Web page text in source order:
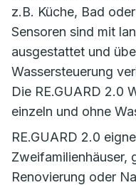
z.B. Küche, Bad
Sensoren sind mit
ausgestattet und
Wassersteuerung
Die RE.GUARD 2.0
einzeln und ohne
RE.GUARD 2.0
Zweifamilienhäuser,
Renovierung oder